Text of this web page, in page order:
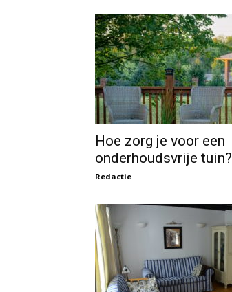
Hoe zorg je voor een
onderhoudsvrije tuin?
Redactie